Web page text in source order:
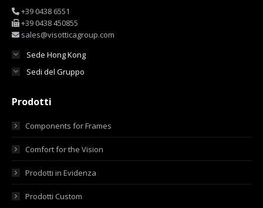
+39 0438 6551
+39 0438 450855
sales@visotticagroup.com
Sede Hong Kong
Sedi del Gruppo
Prodotti
Components for Frames
Comfort for the Vision
Prodotti in Evidenza
Prodotti Custom